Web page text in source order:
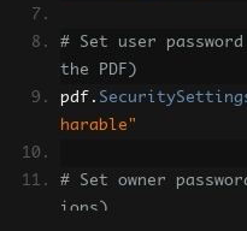
# Set user
the PDF)
pdf .
harable"
# Set owner
ions)